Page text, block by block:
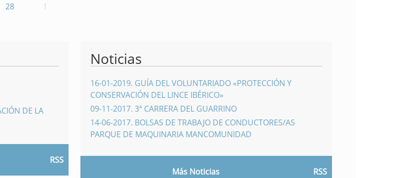
28 1
DE LA
RSS
Noticias
16-01-2019. GUÍA DEL VOLUNTARIADO «PROTECCIÓN Y
CONSERVACIÓN DEL LINCE IBÉRICO»
09-11-2017. 3ª CARRERA DEL GUARRINO
14-06-2017. BOLSAS DE TRABAJO DE CONDUCTORES/AS
PARQUE DE MAQUINARIA MANCOMUNIDAD
Más Noticias RSS